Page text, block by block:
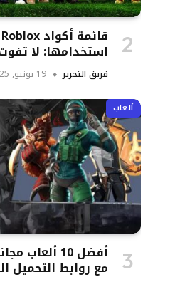
استخدامها: لا
فريق التحرير 19 يونيو, 2025
ألعاب
أفضل 10
مع روابط التحميل